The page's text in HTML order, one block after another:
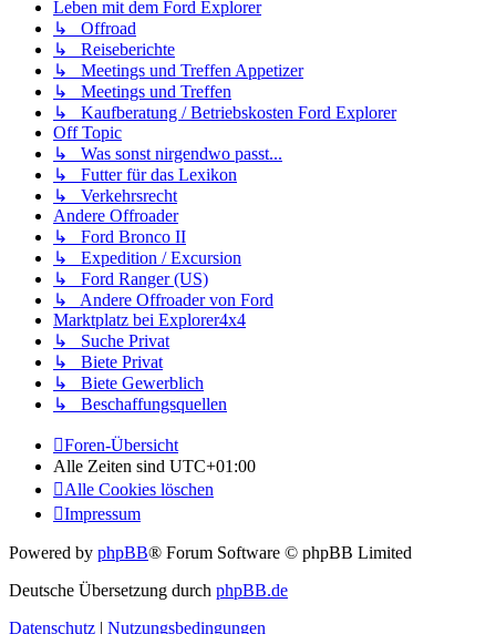
Leben mit dem Ford Explorer
↳ Offroad
↳ Reiseberichte
↳ Meetings und Treffen Appetizer
↳ Meetings und Treffen
↳ Kaufberatung / Betriebskosten Ford Explorer
Off Topic
↳ Was sonst nirgendwo passt...
↳ Futter für das Lexikon
↳ Verkehrsrecht
Andere Offroader
↳ Ford Bronco II
↳ Expedition / Excursion
↳ Ford Ranger (US)
↳ Andere Offroader von Ford
Marktplatz bei Explorer4x4
↳ Suche Privat
↳ Biete Privat
↳ Biete Gewerblich
↳ Beschaffungsquellen
Foren-Übersicht
Alle Zeiten sind UTC+01:00
Alle Cookies löschen
Impressum
Powered by phpBB® Forum Software © phpBB Limited
Deutsche Übersetzung durch phpBB.de
Datenschutz | Nutzungsbedingungen